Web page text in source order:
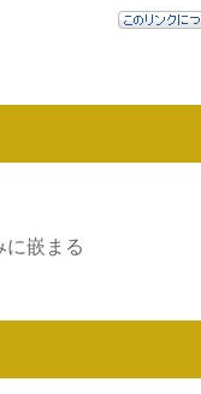
に嵌まる